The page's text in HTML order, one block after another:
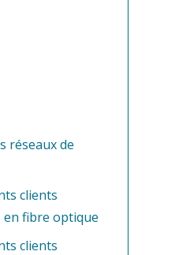
réseaux de
clients
en fibre optique
clients